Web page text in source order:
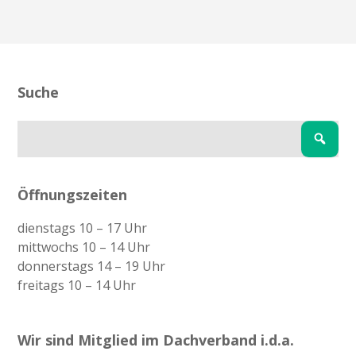
Suche
Öffnungszeiten
dienstags 10 – 17 Uhr
mittwochs 10 – 14 Uhr
donnerstags 14 – 19 Uhr
freitags 10 – 14 Uhr
Wir sind Mitglied im Dachverband i.d.a.